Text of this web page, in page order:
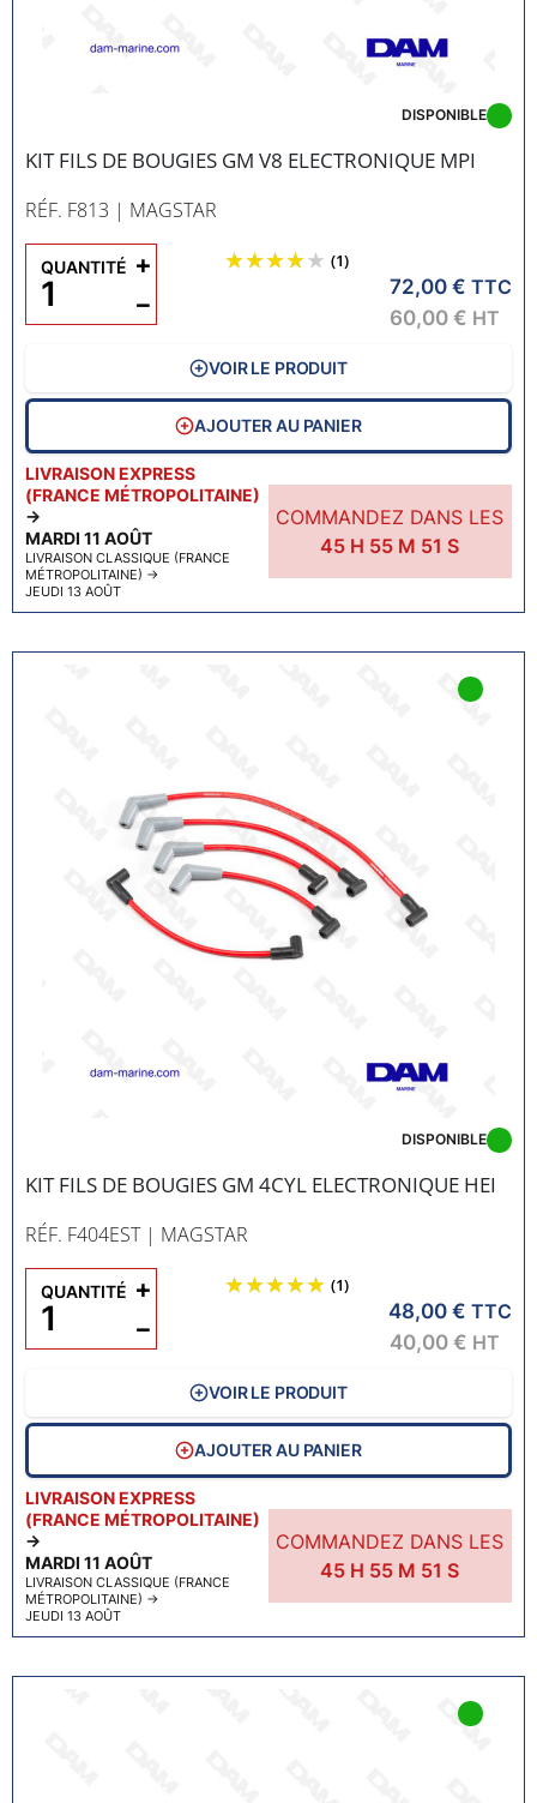
KIT FILS DE BOUGIES GM V8 ELECTRONIQUE MPI
RÉF. F813 | MAGSTAR
LIVRAISON EXPRESS
(FRANCE MÉTROPOLITAINE)
→
MARDI 11 AOÛT
LIVRAISON CLASSIQUE (FRANCE
MÉTROPOLITAINE) →
JEUDI 13 AOÛT
COMMANDEZ DANS LES
45H 55M 50 S
DISPONIBLE
(1)
72,00 € TTC
60,00 € HT
QUANTITÉ
−
+
VOIR LE PRODUIT
AJOUTER AU PANIER
KIT FILS DE BOUGIES GM 4CYL ELECTRONIQUE HEI
RÉF. F404EST | MAGSTAR
LIVRAISON EXPRESS
(FRANCE MÉTROPOLITAINE)
→
MARDI 11 AOÛT
LIVRAISON CLASSIQUE (FRANCE
MÉTROPOLITAINE) →
JEUDI 13 AOÛT
COMMANDEZ DANS LES
45H 55M 50 S
DISPONIBLE
(1)
48,00 € TTC
40,00 € HT
QUANTITÉ
−
+
VOIR LE PRODUIT
AJOUTER AU PANIER